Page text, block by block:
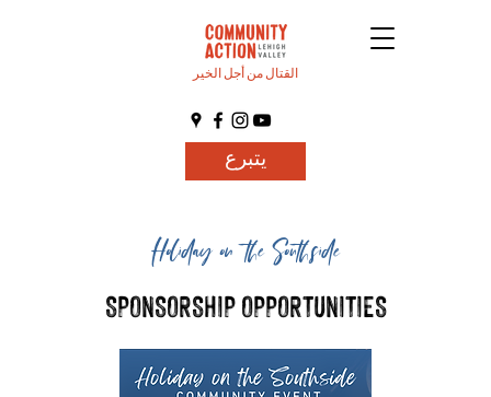
القتال من أجل الخير
يتبرع
Holiday on the Southside
SPONSORSHIP OPPORTUNITIES